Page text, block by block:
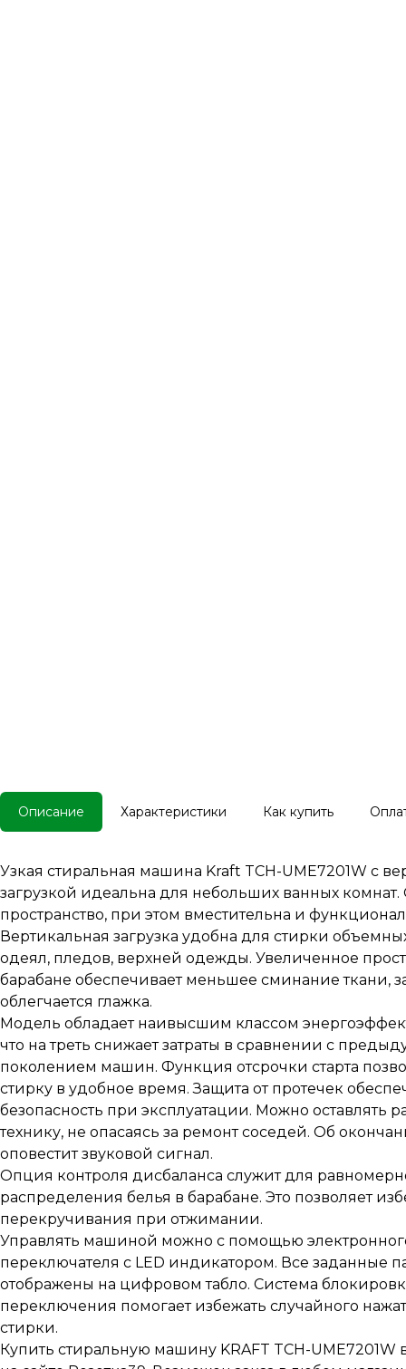
Описание Характеристики Как купить
Узкая стиральная машина Kraft TCH-UME7201W с
загрузкой идеальна для небольших ванных
пространство, при этом вместительна и
Вертикальная загрузка удобна для стирки
одеял, пледов, верхней одежды. Увеличенное
барабане обеспечивает меньшее сминание ткани, за
облегчается глажка.
Модель обладает наивысшим классом
что на треть снижает затраты в сравнении с
поколением машин. Функция отсрочки старта
стирку в удобное время. Защита от протечек
безопасность при эксплуатации. Можно оставлять
технику, не опасаясь за ремонт соседей. Об
оповестит звуковой сигнал.
Опция контроля дисбаланса служит для
распределения белья в барабане. Это позволяет
перекручивания при отжимании.
Управлять машиной можно с помощью
переключателя с LED индикатором. Все заданные
отображены на цифровом табло. Система
переключения помогает избежать случайного
стирки.
Купить стиральную машину KRAFT TCH-